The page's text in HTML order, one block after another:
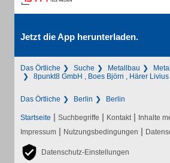
Jetzt die App herunterladen.
Das Örtliche Suche Metallbau
8punkt8 GmbH , Boes Björn , Härer Livius
Das Örtliche Berlin Berlin
Startseite | Suchbegriffe | Kontakt | Inhalte
Impressum | Nutzungsbedingungen |
Datenschutz-Einstellungen